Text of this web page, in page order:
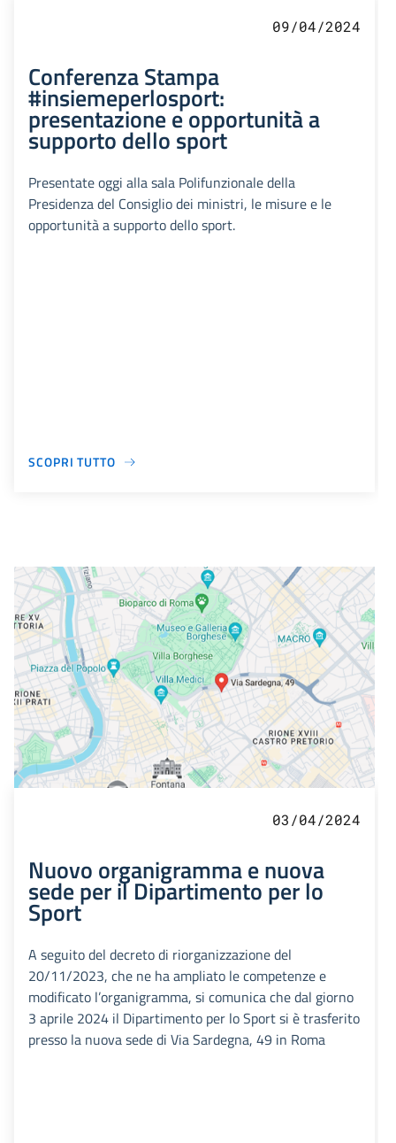
09/04/2024
Conferenza Stampa
#insiemeperlosport:
presentazione e opportunità a
supporto dello sport
Presentate oggi alla sala Polifunzionale della
Presidenza del Consiglio dei ministri, le misure e le
opportunità a supporto dello sport.
SCOPRI TUTTO
03/04/2024
Nuovo organigramma e nuova
sede per il Dipartimento per lo
Sport
A seguito del decreto di riorganizzazione del
20/11/2023, che ne ha ampliato le competenze e
modificato l’organigramma, si comunica che dal giorno
3 aprile 2024 il Dipartimento per lo Sport si è trasferito
presso la nuova sede di Via Sardegna, 49 in Roma